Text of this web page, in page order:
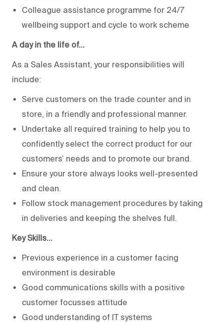
Colleague assistance programme for 24/7
wellbeing support and cycle to work scheme
A day in the life of…
As a Sales Assistant, your responsibilities will
include:
Serve customers on the trade counter and in
store, in a friendly and professional manner.
Undertake all required training to help you to
confidently select the correct product for our
customers’ needs and to promote our brand.
Ensure your store always looks well-presented
and clean.
Follow stock management procedures by taking
in deliveries and keeping the shelves full.
Key Skills…
Previous experience in a customer facing
environment is desirable
Good communications skills with a positive
customer focusses attitude
Good understanding of IT systems